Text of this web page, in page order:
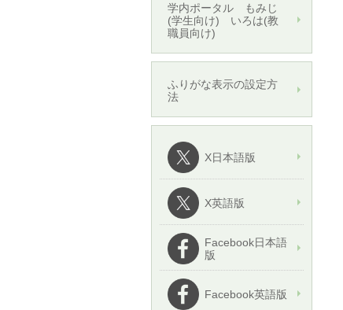
学内ポータル もみじ
(学生向け) いろは(教
職員向け)
ふりがな表示の設定方
法
X日本語版
X英語版
Facebook日本語
版
Facebook英語版